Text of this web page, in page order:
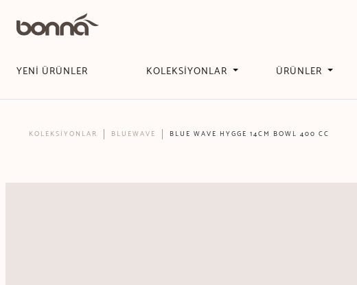
YENİ ÜRÜNLER KOLEKSİYONLAR ÜRÜNLER
KOLEKSİYONLAR BLUEWAVE BLUE WAVE HYGGE 14CM BOWL 400 CC